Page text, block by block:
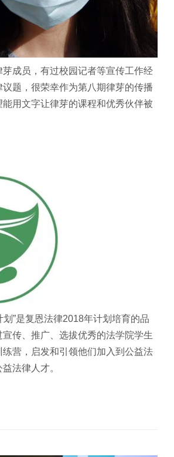
成员，有过校园记者等宣传工作经
议题，很荣幸作为第八期律芽的传播
用文字让律芽的课程和优秀伙伴被
”是复恩法律2018年计划培育的品
传、推广、选拔优秀的法学院学生
练营，启发和引领他们加入到公益法
法律人才。